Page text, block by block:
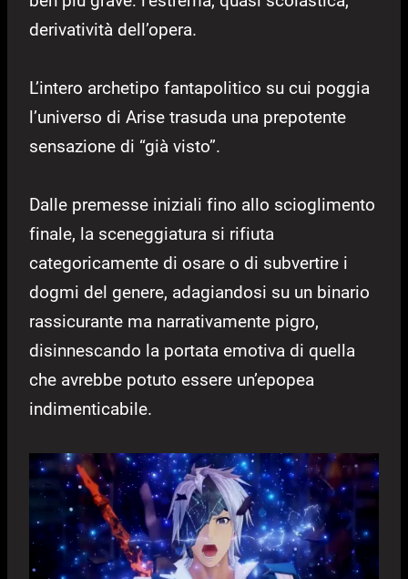
derivatività dell’opera.
L’intero archetipo fantapolitico su cui poggia
l’universo di Arise trasuda una prepotente
sensazione di “già visto”.
Dalle premesse iniziali fino allo scioglimento
finale, la sceneggiatura si rifiuta
categoricamente di osare o di subvertire i
dogmi del genere, adagiandosi su un binario
rassicurante ma narrativamente pigro,
disinnescando la portata emotiva di quella
che avrebbe potuto essere un’epopea
indimenticabile.